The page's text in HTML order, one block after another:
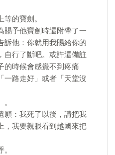
的寶劍。
賜予他寶劍時還附帶了一
訴他：你就用我賜給你的
自行了斷吧。或許還備註
的時候會感覺不到疼痛
一路走好」或者「天堂沒
願：我死了以後，請把我
，我要親眼看到越國來把